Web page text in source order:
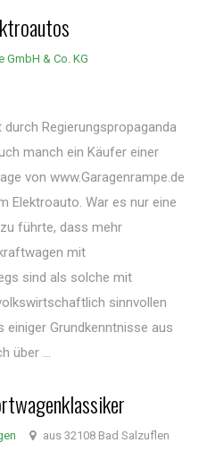
GmbH & Co. KG
durch Regierungspropaganda
manch ein Käufer einer
von www.Garagenrampe.de
Elektroauto. War es nur eine
führte, dass mehr
mit
sind als solche mit
sinnvollen
Grundkenntnisse aus
über ...
aus 32108 Bad Salzuflen